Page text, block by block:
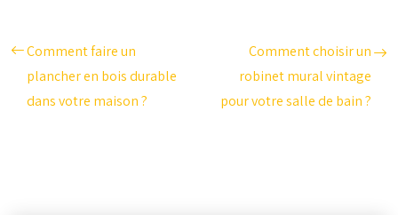
Comment faire un
plancher en bois durable
dans votre maison ?
Comment choisir un
robinet mural vintage
pour votre salle de bain ?